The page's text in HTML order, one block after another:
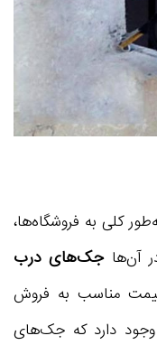
کلی به فروشگاه‌ها،
آن‌هاجک‌های درب
مناسب به فروش
وجود دارد که جک‌های